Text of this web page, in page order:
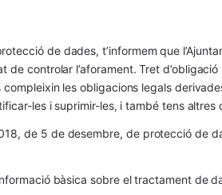
de dades, t’informem que
de controlar l’aforament. Tret
compleixin les obligacions legals
les i suprimir-les, i també tens altres
de 5 de desembre, de protecció de
bàsica sobre el tractament de